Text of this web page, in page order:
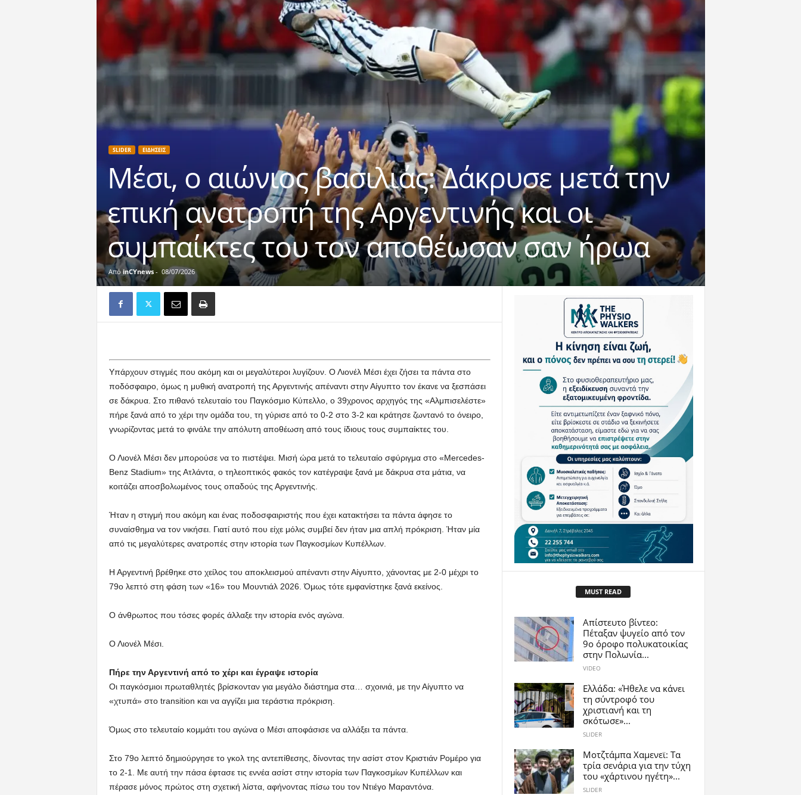
SLIDER ΕΙΔΗΣΕΙΣ
Μέσι, ο αιώνιος βασιλιάς: Δάκρυσε μετά την
επική ανατροπή της Αργεντινής και οι
συμπαίκτες του τον αποθέωσαν σαν ήρωα
Από inCYnews- 08/07/2026
Υπάρχουν στιγμές που ακόμη και οι μεγαλύτεροι λυγίζουν. Ο Λιονέλ Μέσι έχει ζήσει τα πάντα στο
ποδόσφαιρο, όμως η μυθική ανατροπή της Αργεντινής απέναντι στην Αίγυπτο τον έκανε να ξεσπάσει
σε δάκρυα. Στο πιθανό τελευταίο του Παγκόσμιο Κύπελλο, ο 39χρονος αρχηγός της «Αλμπισελέστε»
πήρε ξανά από το χέρι την ομάδα του, τη γύρισε από το 0-2 στο 3-2 και κράτησε ζωντανό το όνειρο,
γνωρίζοντας μετά το φινάλε την απόλυτη αποθέωση από τους ίδιους τους συμπαίκτες του.
Ο Λιονέλ Μέσι δεν μπορούσε να το πιστέψει. Μισή ώρα μετά το τελευταίο σφύριγμα στο «Mercedes-
Benz Stadium» της Ατλάντα, ο τηλεοπτικός φακός τον κατέγραψε ξανά με δάκρυα στα μάτια, να
κοιτάζει αποσβολωμένος τους οπαδούς της Αργεντινής.
Ήταν η στιγμή που ακόμη και ένας ποδοσφαιριστής που έχει κατακτήσει τα πάντα άφησε το
συναίσθημα να τον νικήσει. Γιατί αυτό που είχε μόλις συμβεί δεν ήταν μια απλή πρόκριση. Ήταν μία
από τις μεγαλύτερες ανατροπές στην ιστορία των Παγκοσμίων Κυπέλλων.
Η Αργεντινή βρέθηκε στο χείλος του αποκλεισμού απέναντι στην Αίγυπτο, χάνοντας με 2-0 μέχρι το
79ο λεπτό στη φάση των «16» του Μουντιάλ 2026. Όμως τότε εμφανίστηκε ξανά εκείνος.
Ο άνθρωπος που τόσες φορές άλλαξε την ιστορία ενός αγώνα.
Ο Λιονέλ Μέσι.
Πήρε την Αργεντινή από το χέρι και έγραψε ιστορία
Οι παγκόσμιοι πρωταθλητές βρίσκονταν για μεγάλο διάστημα στα… σχοινιά, με την Αίγυπτο να
«χτυπά» στο transition και να αγγίζει μια τεράστια πρόκριση.
Όμως στο τελευταίο κομμάτι του αγώνα ο Μέσι αποφάσισε να αλλάξει τα πάντα.
Στο 79ο λεπτό δημιούργησε το γκολ της αντεπίθεσης, δίνοντας την ασίστ στον Κριστιάν Ρομέρο για
το 2-1. Με αυτή την πάσα έφτασε τις εννέα ασίστ στην ιστορία των Παγκοσμίων Κυπέλλων και
πέρασε μόνος πρώτος στη σχετική λίστα, αφήνοντας πίσω του τον Ντιέγο Μαραντόνα.
MUST READ
Απίστευτο βίντεο:
Πέταξαν ψυγείο από τον
9ο όροφο πολυκατοικίας
στην Πολωνία...
VIDEO
Ελλάδα: «Ήθελε να κάνει
τη σύντροφό του
χριστιανή και τη
σκότωσε»...
SLIDER
Μοτζτάμπα Χαμενεϊ: Τα
τρία σενάρια για την τύχη
του «χάρτινου ηγέτη»...
SLIDER